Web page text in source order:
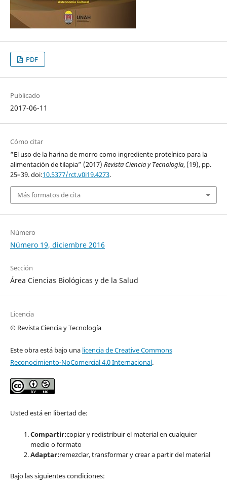
PDF
Publicado
2017-06-11
Cómo citar
“El uso de la harina de morro como ingrediente proteínico para la
alimentación de tilapia” (2017) Revista Ciencia y Tecnología, (19), pp.
25–39. doi:10.5377/rct.v0i19.4273.
Más formatos de cita
Número
Número 19, diciembre 2016
Sección
Área Ciencias Biológicas y de la Salud
Licencia
© Revista Ciencia y Tecnología
Este obra está bajo una licencia de Creative Commons
Reconocimiento-NoComercial 4.0 Internacional.
Usted está en libertad de:
Compartir:copiar y redistribuir el material en cualquier
medio o formato
Adaptar:remezclar, transformar y crear a partir del material
Bajo las siguientes condiciones: